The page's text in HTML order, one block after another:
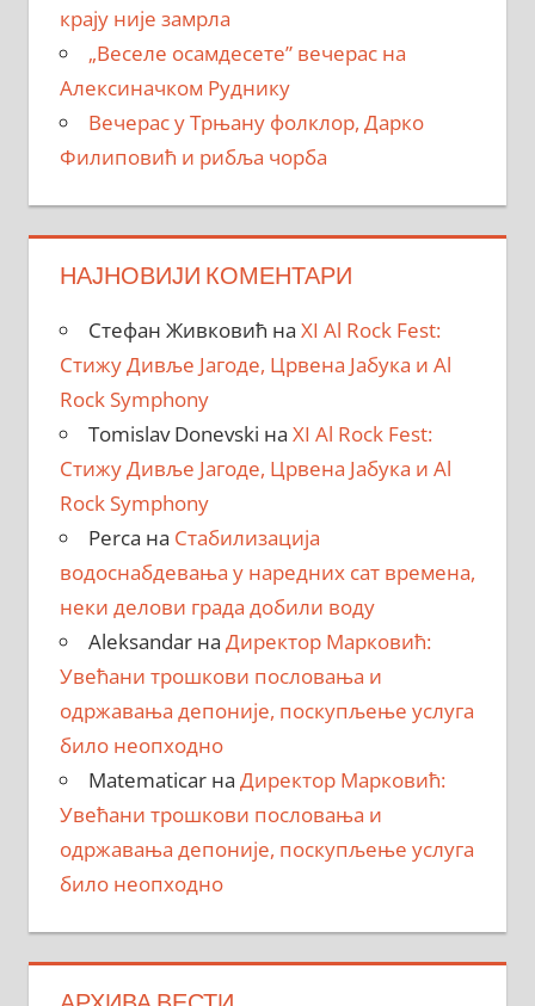
крају није замрла
„Веселе осамдесете” вечерас на
Алексиначком Руднику
Вечерас у Трњану фолклор, Дарко
Филиповић и рибља чорба
НАЈНОВИЈИ КОМЕНТАРИ
Стефан Живковић на XI Al Rock Fest:
Стижу Дивље Јагоде, Црвена Јабука и Al
Rock Symphony
Tomislav Donevski на XI Al Rock Fest:
Стижу Дивље Јагоде, Црвена Јабука и Al
Rock Symphony
Perca на Стабилизација
водоснабдевања у наредних сат времена,
неки делови града добили воду
Aleksandarна Директор Марковић:
Увећани трошкови пословања и
одржавања депоније, поскупљење услуга
било неопходно
Matematicarна Директор Марковић:
Увећани трошкови пословања и
одржавања депоније, поскупљење услуга
било неопходно